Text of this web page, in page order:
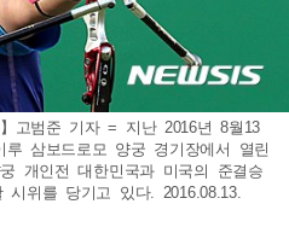
】고범준 기자 = 지난 2016년 8월13
루 삼보드로모 양궁 경기장에서 열린
개인전 대한민국과 미국의 준결승
위를 당기고 있다. 2016.08.13.